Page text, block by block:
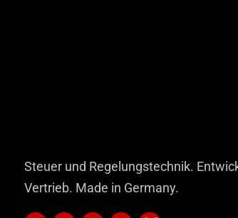
Steuer und Regelungstechnik.
Vertrieb. Made in Germany.